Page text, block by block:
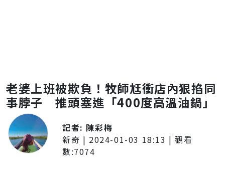
老婆上班被欺負！牧師尪衝店內狠掐同
事脖子 推頭塞進「400度高溫油鍋」
記者: 陳彩梅
新奇 | 2024-01-03 18:13 | 觀看
數:7074